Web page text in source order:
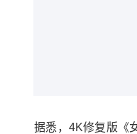
据悉，4K修复版《